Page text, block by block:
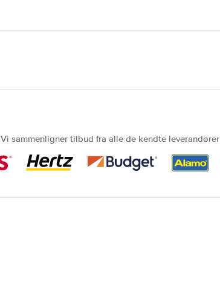
Vi sammenligner tilbud fra alle de kendte leverandører